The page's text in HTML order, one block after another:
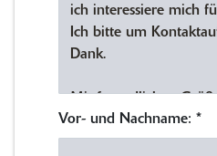
Vor- und Nachname: *